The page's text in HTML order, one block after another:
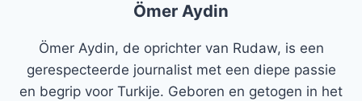
Ömer Aydin
Ömer Aydin, de oprichter van Rudaw, is een
gerespecteerde journalist met een diepe passie
en begrip voor Turkije. Geboren en getogen in het